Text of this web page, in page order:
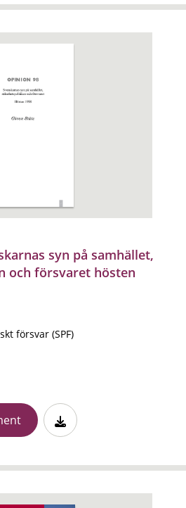
syn på samhället,
och försvaret hösten
försvar (SPF)